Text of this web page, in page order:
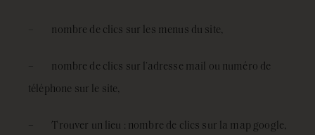
– nombre de clics sur les menus du site,
– nombre de clics sur l’adresse mail ou numéro de
téléphone sur le site,
– Trouver un lieu : nombre de clics sur la map google,